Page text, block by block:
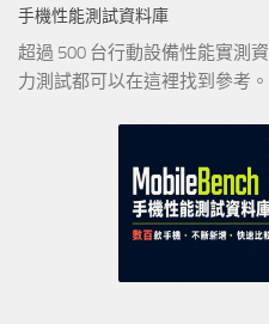
手機性能測試資料庫
超過 500 台行動設備性能實測
力測試都可以在這裡找到參考。